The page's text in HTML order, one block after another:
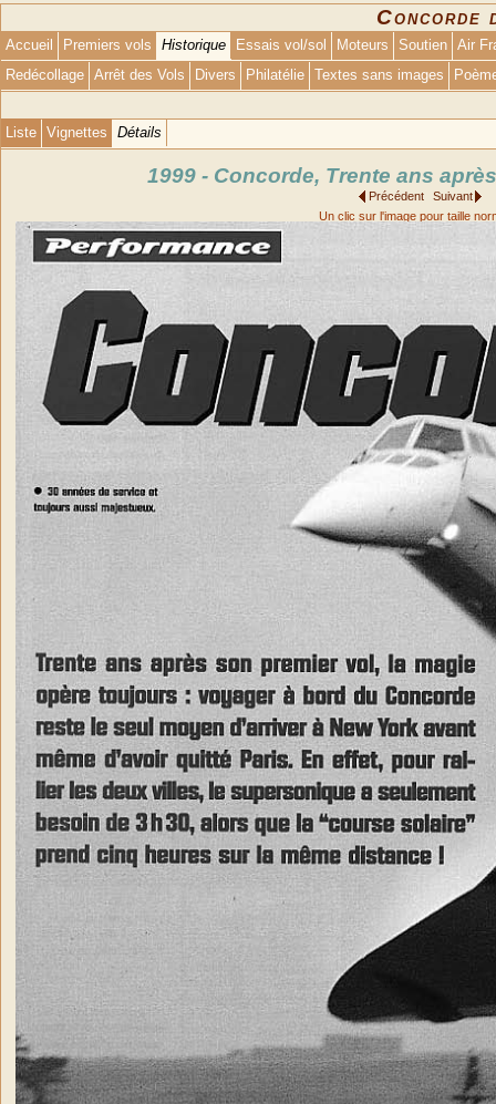
Concorde
Accueil Premiers vols Historique Essais vol/sol Moteurs Soutien Air
Redécollage Arrêt des Vols Divers Philatélie Textes sans images
Liste Vignettes Détails
1999 - Concorde, Trente ans
Précédent
Suivant
Un clic sur l'image pour taille